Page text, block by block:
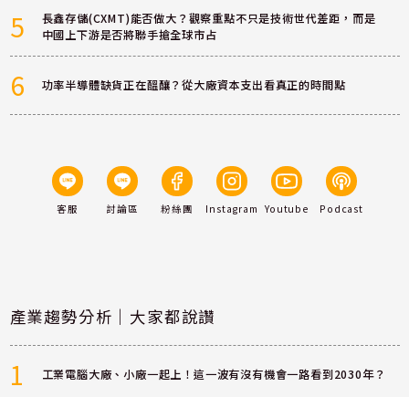
5
長鑫存儲(CXMT)能否做大？觀察重點不只是技術世代差距，而是
中國上下游是否將聯手搶全球市占
6 功率半導體缺貨正在醞釀？從大廠資本支出看真正的時間點
客服 討論區 粉絲團 Instagram Youtube Podcast
產業趨勢分析｜大家都說讚
1 工業電腦大廠、小廠一起上！這一波有沒有機會一路看到2030年？